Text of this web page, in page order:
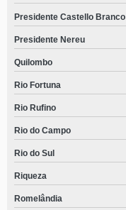
Presidente Castello Branco
Presidente Nereu
Quilombo
Rio Fortuna
Rio Rufino
Rio do Campo
Rio do Sul
Riqueza
Romelândia